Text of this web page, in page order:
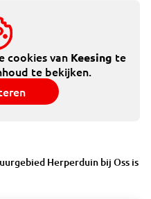
cookies van Keesing te
te bekijken.
Herperduin bij Oss is